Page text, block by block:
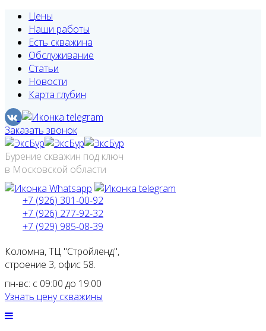
Цены
Наши работы
Есть скважина
Обслуживание
Статьи
Новости
Карта глубин
Заказать звонок
Бурение скважин под ключ
в Московской области
+7 (926) 301-00-92
+7 (926) 277-92-32
+7 (929) 985-08-39
Коломна, ТЦ "Стройленд",
строение 3, офис 58.
пн-вс: с 09:00 до 19:00
Узнать цену скважины